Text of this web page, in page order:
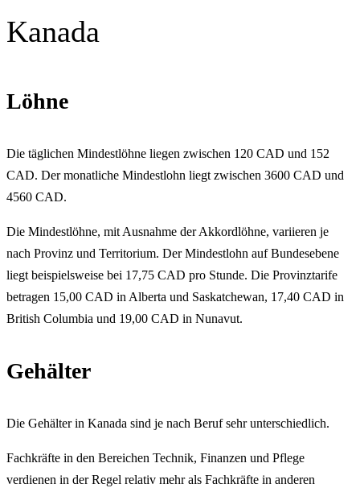
Kanada
Löhne
Die täglichen Mindestlöhne liegen zwischen 120 CAD und 152
CAD. Der monatliche Mindestlohn liegt zwischen 3600 CAD und
4560 CAD.
Die Mindestlöhne, mit Ausnahme der Akkordlöhne, variieren je
nach Provinz und Territorium. Der Mindestlohn auf Bundesebene
liegt beispielsweise bei 17,75 CAD pro Stunde. Die Provinztarife
betragen 15,00 CAD in Alberta und Saskatchewan, 17,40 CAD in
British Columbia und 19,00 CAD in Nunavut.
Gehälter
Die Gehälter in Kanada sind je nach Beruf sehr unterschiedlich.
Fachkräfte in den Bereichen Technik, Finanzen und Pflege
verdienen in der Regel relativ mehr als Fachkräfte in anderen